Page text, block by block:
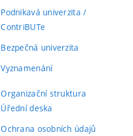
Podnikavá univerzita /
ContriBUTe
Bezpečná univerzita
Vyznamenání
Organizační struktura
Úřední deska
Ochrana osobních údajů